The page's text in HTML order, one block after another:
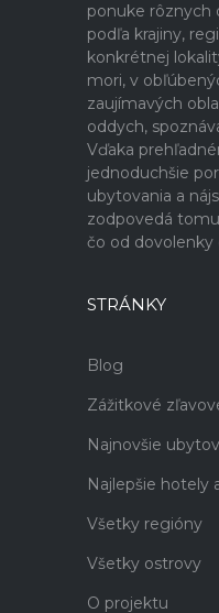
ponuke rôznych
podľa krajiny,
konkrétnej
mori, v
zaujímavých
oddych,
Vďaka
jednoduchšie
ubytovania a
zodpovedá
čo od dovolenky
STRÁNKY
Blog
Zážitkové
Najnovšie
Najlepšie hotely
Všetky regióny
Všetky ostrovy
O projektu